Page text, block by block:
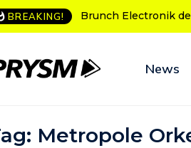
BREAKING!
retour à BordeauxL’Amnesia Ibiza
programme des
News
Metropole